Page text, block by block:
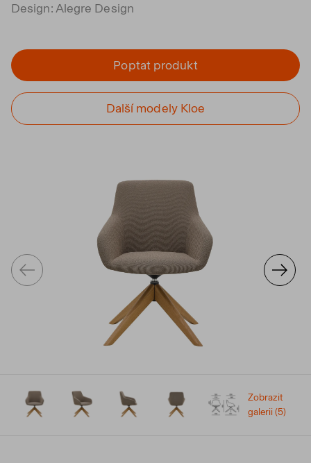
Design: Alegre Design
Poptat produkt
Další modely Kloe
Zobrazit
galerii (5)